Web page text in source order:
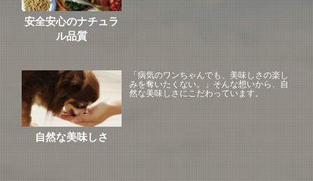
安全安心のナチュラ
ル品質
自然な美味しさ
「病気のワンちゃんでも、美味しさの楽し
みを奪いたくない。」そんな想いから、自
然な美味しさにこだわっています。